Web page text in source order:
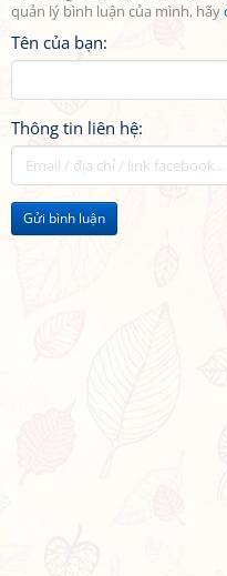
quản lý bình luận của mình, hãy
Tên của bạn:
Thông tin liên hệ:
Gửi bình luận